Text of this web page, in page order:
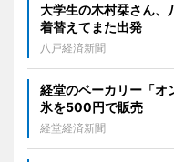
大学生の木村栞さん
着替えてまた出発
八戸経済新聞
経堂のベーカリー「
氷を500円で販売
経堂経済新聞